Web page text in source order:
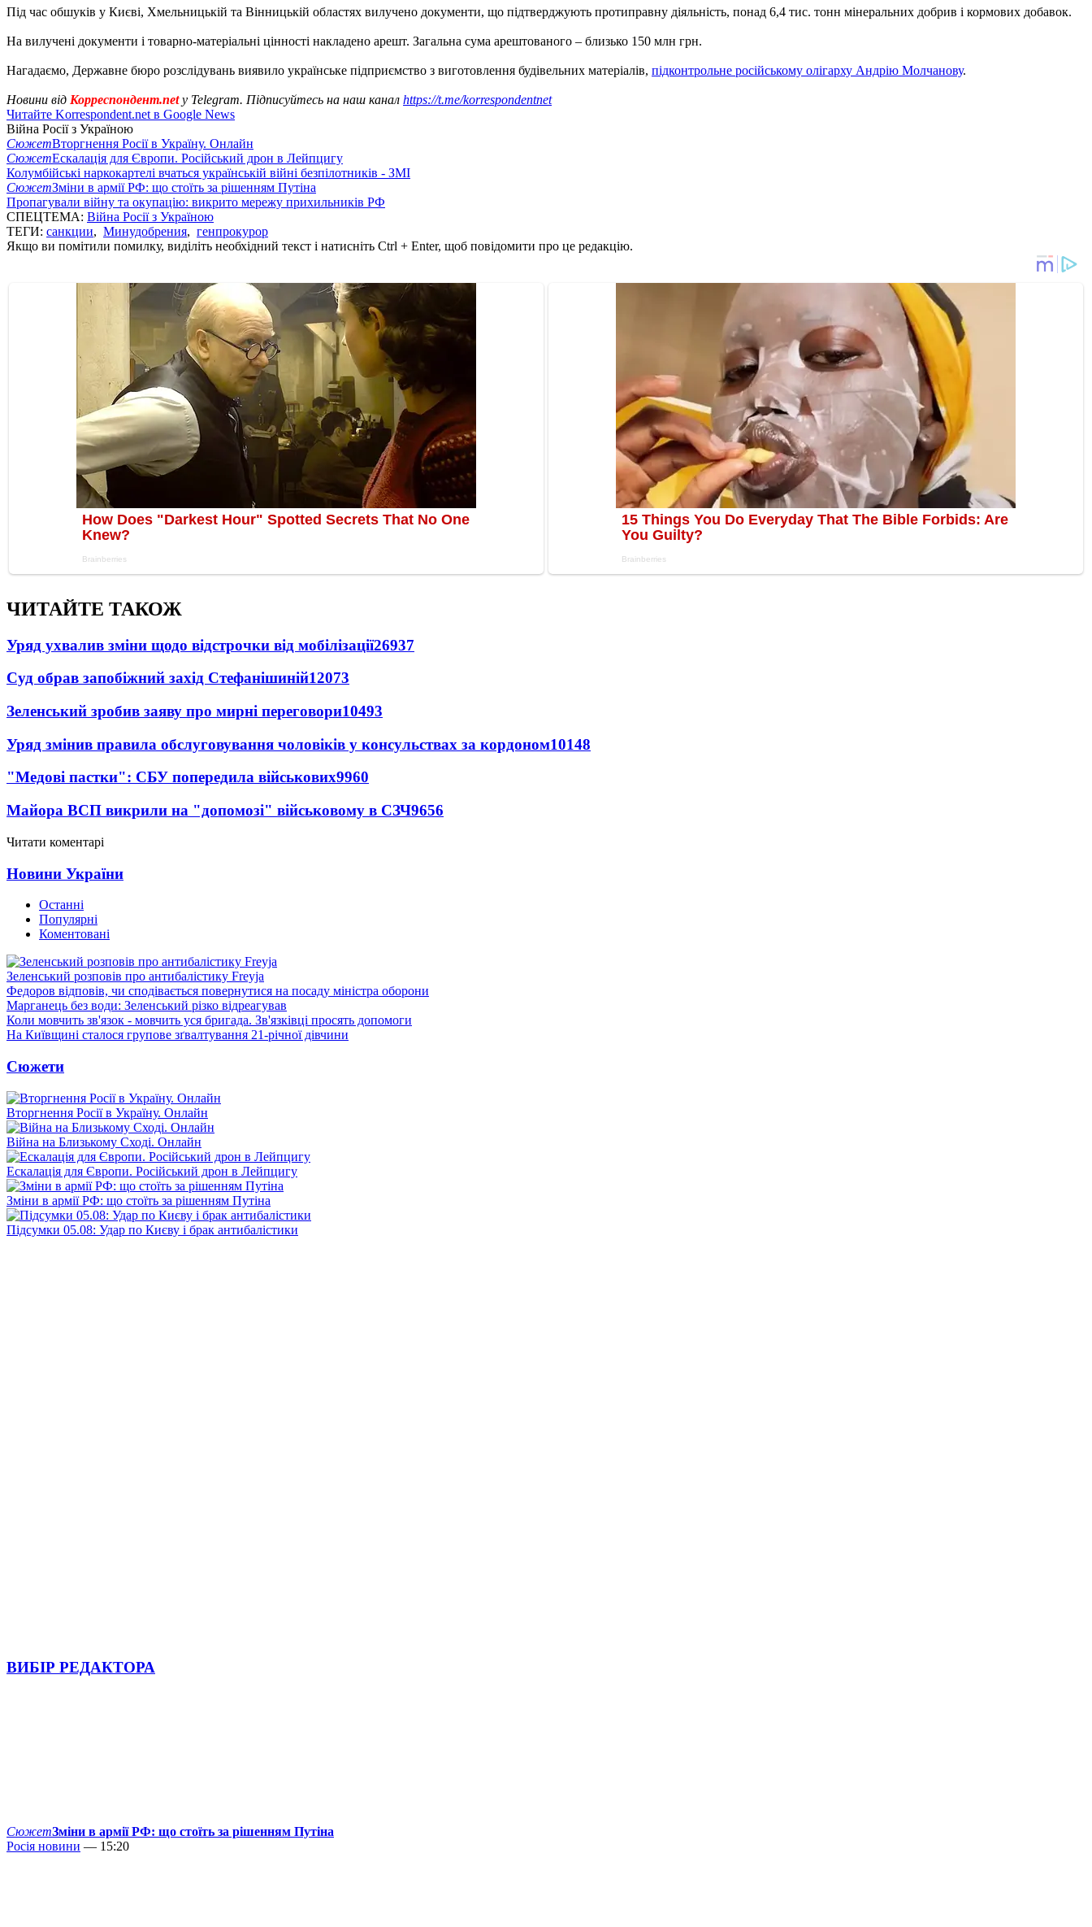
Під час обшуків у Києві, Хмельницькій та Вінницькій областях вилучено документи, що підтверджують протиправну діяльність, понад 6,4 тис. тонн мінеральних добрив і кормових добавок.
На вилучені документи і товарно-матеріальні цінності накладено арешт. Загальна сума арештованого – близько 150 млн грн.
Нагадаємо, Державне бюро розслідувань виявило українське підприємство з виготовлення будівельних матеріалів, підконтрольне російському олігарху Андрію Молчанову.
Новини від Корреспондент.netу Telegram. Підписуйтесь на наш канал https://t.me/korrespondentnet
Читайте Korrespondent.net в Google News
Війна Росії з Україною
СюжетВторгнення Росії в Україну. Онлайн
СюжетЕскалація для Європи. Російський дрон в Лейпцигу
Колумбійські наркокартелі вчаться українській війні безпілотників - ЗМІ
СюжетЗміни в армії РФ: що стоїть за рішенням Путіна
Пропагували війну та окупацію: викрито мережу прихильників РФ
СПЕЦТЕМА: Війна Росії з Україною
ТЕГИ: санкции, Минудобрения, генпрокурор
Якщо ви помітили помилку, виділіть необхідний текст і натисніть Ctrl + Enter, щоб повідомити про це редакцію.
ЧИТАЙТЕ ТАКОЖ
Уряд ухвалив зміни щодо відстрочки від мобілізації26937
Суд обрав запобіжний захід Стефанішиній12073
Зеленський зробив заяву про мирні переговори10493
Уряд змінив правила обслуговування чоловіків у консульствах за кордоном10148
"Медові пастки": СБУ попередила військових9960
Майора ВСП викрили на "допомозі" військовому в СЗЧ9656
Читати коментарі
Новини України
Останні
Популярні
Коментовані
Зеленський розповів про антибалістику Freyja
Федоров відповів, чи сподівається повернутися на посаду міністра оборони
Марганець без води: Зеленський різко відреагував
Коли мовчить зв'язок - мовчить уся бригада. Зв'язківці просять допомоги
На Київщині сталося групове зґвалтування 21-річної дівчини
Сюжети
Вторгнення Росії в Україну. Онлайн
Війна на Близькому Сході. Онлайн
Ескалація для Європи. Російський дрон в Лейпцигу
Зміни в армії РФ: що стоїть за рішенням Путіна
Підсумки 05.08: Удар по Києву і брак антибалістики
ВИБІР РЕДАКТОРА
СюжетЗміни в армії РФ: що стоїть за рішенням Путіна
Росія новини — 15:20